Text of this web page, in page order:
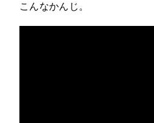
こんなかんじ。